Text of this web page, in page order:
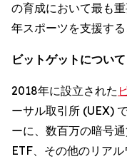
の育成において最も
年スポーツを支援する
ビットゲットについて
2018年に設立された
ーサル取引所 (UEX)
ーに、数百万の暗号
ETF、その他のリア